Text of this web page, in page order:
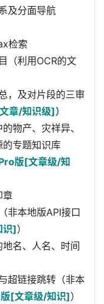
及分面导航
检索
（利用OCR的文
，及对片段的三审
章/知识级]）
物产、灾祥异、
专题知识库
Pro版[文章级/知
章
非本地版API接口
识]）
名、人名、时间
超链接跳转（非本
[文章级/知识]）